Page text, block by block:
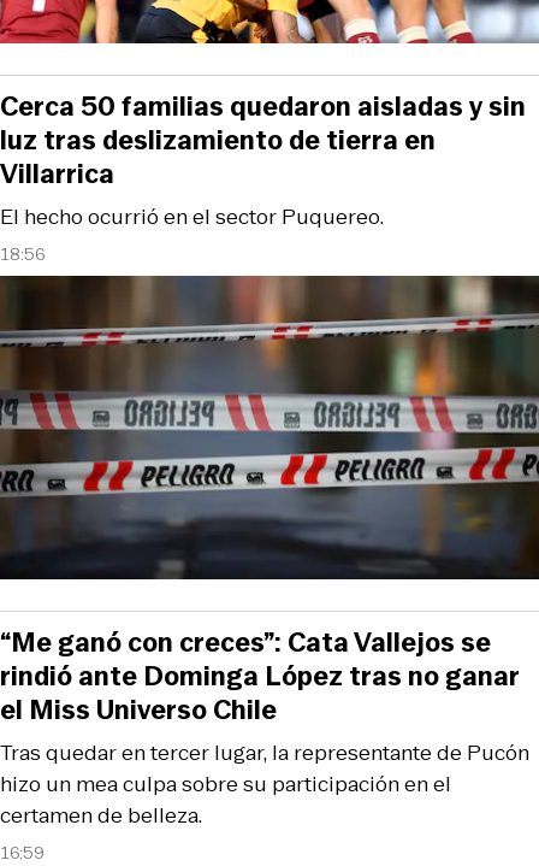
18:56
El hecho ocurrió en el sector Puquereo.
Cerca 50 familias quedaron aisladas y sin
luz tras deslizamiento de tierra en
Villarrica
16:59
Tras quedar en tercer lugar, la representante de Pucón
hizo un mea culpa sobre su participación en el
certamen de belleza.
“Me ganó con creces”: Cata Vallejos se
rindió ante Dominga López tras no ganar
el Miss Universo Chile